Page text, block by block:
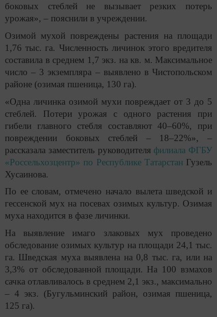
боковых стеблей не вызывает резких потерь
урожая», – пояснили в учреждении.
Озимой мухой повреждены растения на площади
1,76 тыс. га. Численность личинок этого вредителя
составила в среднем 1,7 экз. на кв. м. Максимальное
число – 3 экземпляра – выявлено в Чистопольском
районе (озимая пшеница, 130 га).
«Одна личинка озимой мухи повреждает от 3 до 5
стеблей. Потери урожая с одного растения при
гибели главного стебля составляют 40–60%, при
повреждении боковых стеблей – 18–22%», –
рассказала заместитель руководителя филиала ФГБУ
«Россельхозцентр» по Республике Татарстан Гузель
Хусаинова.
По ее словам, отмечено начало вылета шведской и
гессенской мух на посевах озимых культур. Озимая
муха находится в фазе личинки.
На выявление имаго злаковых мух проведено
обследование озимых культур на площади 24,1 тыс.
га. Шведская муха выявлена на 0,8 тыс. га, или на
3,3% от обследованной площади. На 100 взмахов
сачка отлавливалось в среднем 2,1 экз., максимально
– 4 экз. (Бугульминский район, озимая пшеница,
125 га).